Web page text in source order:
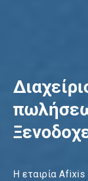
H εταιρία